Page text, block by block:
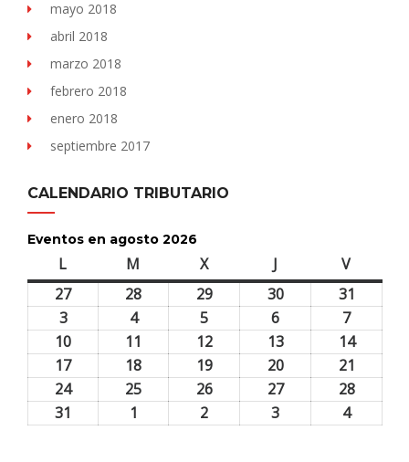
mayo 2018
abril 2018
marzo 2018
febrero 2018
enero 2018
septiembre 2017
CALENDARIO TRIBUTARIO
Eventos en agosto 2026
L M Xmiércoles J Vviernes
2727
28 2929
2026
3030
2026
31
2026
33
agosto,
2026
44
agosto,
2026
5
agosto,
2026
6
agosto,
2026
77
agosto,
2026
10
agosto,
2026
11 1212
agosto,
2026
1313
agosto,
2026
1414
2026
1717
agosto,
18 1919
agosto,
2020
agosto,
21
agosto,
2424
25 2626
2727
2828
31 1 2 3 44